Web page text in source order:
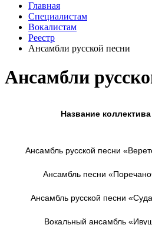
Главная
Специалистам
Вокалистам
Реестр
Ансамбли русской песни
Ансамбли
Название коллектива
Ансамбль русской песни
Ансамбль песни
Ансамбль русской песни
Вокальный ансамбль